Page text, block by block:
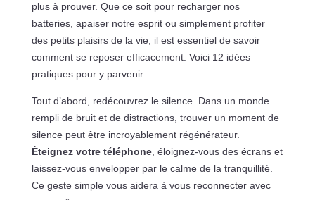
plus à prouver. Que ce soit pour recharger nos
batteries, apaiser notre esprit ou simplement profiter
des petits plaisirs de la vie, il est essentiel de savoir
comment se reposer efficacement. Voici 12 idées
pratiques pour y parvenir.
Tout d’abord, redécouvrez le silence. Dans un monde
rempli de bruit et de distractions, trouver un moment de
silence peut être incroyablement régénérateur.
Éteignez votre téléphone, éloignez-vous des écrans et
laissez-vous envelopper par le calme de la tranquillité.
Ce geste simple vous aidera à vous reconnecter avec